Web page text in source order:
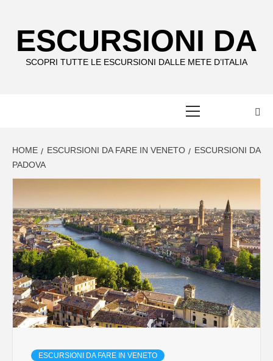
contentESCURSIONI DA
SCOPRI TUTTE LE ESCURSIONI DALLE METE D’ITALIA
HOME ESCURSIONI DA FARE IN VENETO
ESCURSIONI DA
PADOVA
ESCURSIONI DA FARE IN VENETO